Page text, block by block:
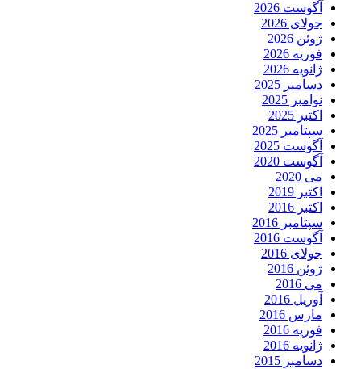
آگوست 2026
جولای 2026
ژوئن 2026
فوریه 2026
ژانویه 2026
دسامبر 2025
نوامبر 2025
اکتبر 2025
سپتامبر 2025
آگوست 2025
آگوست 2020
می 2020
اکتبر 2019
اکتبر 2016
سپتامبر 2016
آگوست 2016
جولای 2016
ژوئن 2016
می 2016
آوریل 2016
مارس 2016
فوریه 2016
ژانویه 2016
دسامبر 2015